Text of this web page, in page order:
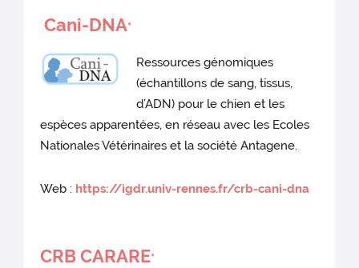
Cani-DNA*
Ressources génomiques
(échantillons de sang, tissus,
d’ADN) pour le chien et les
espèces apparentées, en réseau avec les Ecoles
Nationales Vétérinaires et la société Antagene.
Web : https://igdr.univ-rennes.fr/crb-cani-dna
CRB CARARE*